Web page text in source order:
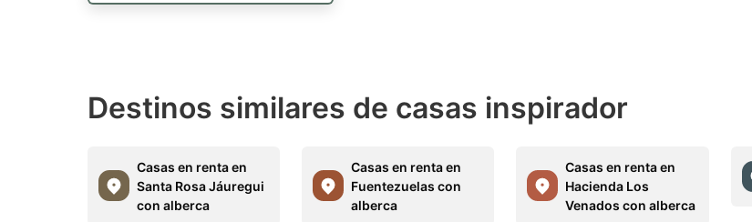
Destinos similares de casas inspirador
Casas en renta en
Santa Rosa Jáuregui
con alberca
Casas en renta en
Fuentezuelas con
alberca
Casas en renta en
Hacienda Los
Venados con alberca